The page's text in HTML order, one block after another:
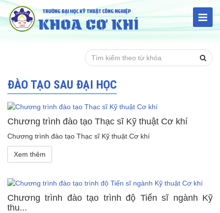
ĐÀO TẠO SAU ĐẠI HỌC
Chương trình đào tạo Thạc sĩ Kỹ thuật Cơ khí
Chương trình đào tạo Thạc sĩ Kỹ thuật Cơ khí
Xem thêm
Chương trình đào tạo trình độ Tiến sĩ ngành Kỹ
thu...